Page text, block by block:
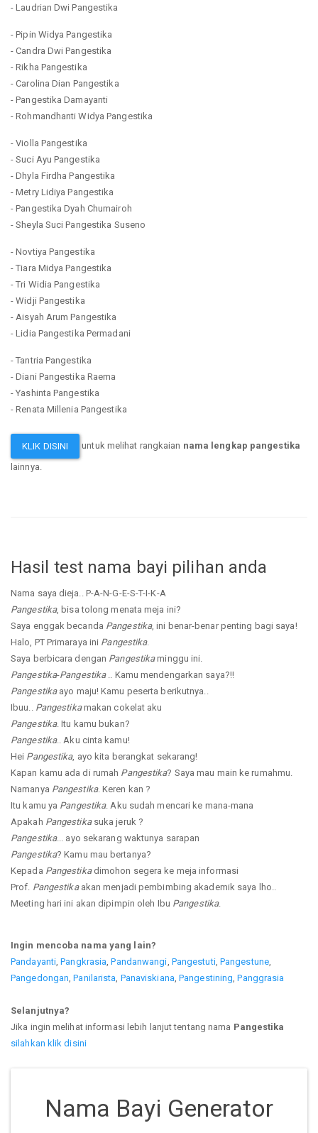
- Laudrian Dwi Pangestika
- Pipin Widya Pangestika
- Candra Dwi Pangestika
- Rikha Pangestika
- Carolina Dian Pangestika
- Pangestika Damayanti
- Rohmandhanti Widya Pangestika
- Violla Pangestika
- Suci Ayu Pangestika
- Dhyla Firdha Pangestika
- Metry Lidiya Pangestika
- Pangestika Dyah Chumairoh
- Sheyla Suci Pangestika Suseno
- Novtiya Pangestika
- Tiara Midya Pangestika
- Tri Widia Pangestika
- Widji Pangestika
- Aisyah Arum Pangestika
- Lidia Pangestika Permadani
- Tantria Pangestika
- Diani Pangestika Raema
- Yashinta Pangestika
- Renata Millenia Pangestika
KLIK DISINI untuk melihat rangkaian nama lengkap pangestika
lainnya.
Hasil test nama bayi pilihan anda
Nama saya dieja.. P-A-N-G-E-S-T-I-K-A
Pangestika, bisa tolong menata meja ini?
Saya enggak becanda Pangestika, ini benar-benar penting bagi saya!
Halo, PT Primaraya ini Pangestika.
Saya berbicara dengan Pangestikaminggu ini.
Pangestika-Pangestika.. Kamu mendengarkan saya?!!
Pangestikaayo maju! Kamu peserta berikutnya..
Ibuu.. Pangestikamakan cokelat aku
Pangestika. Itu kamu bukan?
Pangestika.. Aku cinta kamu!
Hei Pangestika, ayo kita berangkat sekarang!
Kapan kamu ada di rumah Pangestika? Saya mau main ke rumahmu.
Namanya Pangestika. Keren kan ?
Itu kamu ya Pangestika. Aku sudah mencari ke mana-mana
Apakah Pangestikasuka jeruk ?
Pangestika... ayo sekarang waktunya sarapan
Pangestika? Kamu mau bertanya?
Kepada Pangestikadimohon segera ke meja informasi
Prof. Pangestikaakan menjadi pembimbing akademik saya lho..
Meeting hari ini akan dipimpin oleh Ibu Pangestika.
Ingin mencoba nama yang lain?
Pandayanti ,Pangkrasia ,Pandanwangi Pangestuti, Pangestune,
Pangedongan ,Panilarista Panaviskiana ,Pangestining ,Panggrasia
Selanjutnya?
Jika ingin melihat informasi lebih lanjut tentang nama Pangestika
silahkan klik disini
Nama Bayi Generator